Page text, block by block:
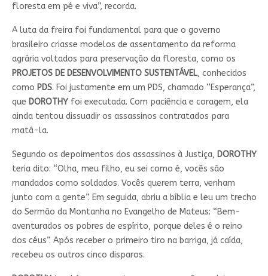
floresta em pé e viva”, recorda.
A luta da freira foi fundamental para que o governo
brasileiro criasse modelos de assentamento da reforma
agrária voltados para preservação da floresta, como os
PROJETOS DE DESENVOLVIMENTO SUSTENTÁVEL, conhecidos
como PDS. Foi justamente em um PDS, chamado “Esperança”,
que DOROTHYfoi executada. Com paciência e coragem, ela
ainda tentou dissuadir os assassinos contratados para
matá-la.
Segundo os depoimentos dos assassinos à Justiça, DOROTHY
teria dito: “Olha, meu filho, eu sei como é, vocês são
mandados como soldados. Vocês querem terra, venham
junto com a gente”. Em seguida, abriu a bíblia e leu um trecho
do Sermão da Montanha no Evangelho de Mateus: “Bem-
aventurados os pobres de espírito, porque deles é o reino
dos céus”. Após receber o primeiro tiro na barriga, já caída,
recebeu os outros cinco disparos.